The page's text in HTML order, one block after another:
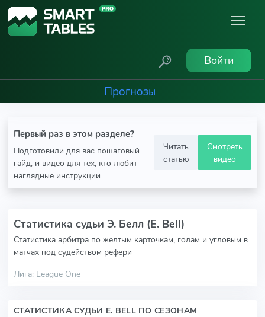
Войти
Прогнозы
Первый раз в этом разделе?
Подготовили для вас пошаговый
гайд, и видео для тех, кто любит
наглядные инструкции
Читать
статью
Смотреть
видео
Статистика судьи Э. Белл (E. Bell)
Статистика арбитра по желтым карточкам, голам и угловым в
матчах под судейством рефери
Лига: League One
СТАТИСТИКА СУДЬИ E. BELL ПО СЕЗОНАМ